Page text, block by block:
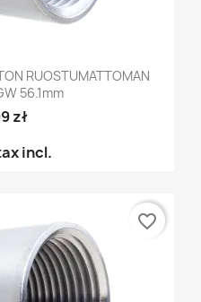
RUOSTUMATTOMAN
56.1mm
zł
incl.
favorite_border